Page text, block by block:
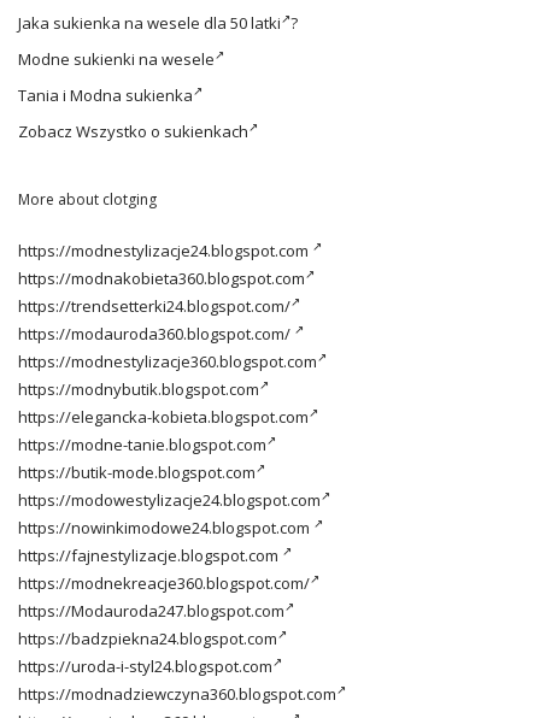
Jaka sukienka na wesele dla 50 latki ?
Modne sukienki na wesele
Tania i Modna sukienka
Zobacz Wszystko o sukienkach
More about clotging
https://modnestylizacje24.blogspot.com
https://modnakobieta360.blogspot.com
https://trendsetterki24.blogspot.com/
https://modauroda360.blogspot.com/
https://modnestylizacje360.blogspot.com
https://modnybutik.blogspot.com
https://elegancka-kobieta.blogspot.com
https://modne-tanie.blogspot.com
https://butik-mode.blogspot.com
https://modowestylizacje24.blogspot.com
https://nowinkimodowe24.blogspot.com
https://fajnestylizacje.blogspot.com
https://modnekreacje360.blogspot.com/
https://Modauroda247.blogspot.com
https://badzpiekna24.blogspot.com
https://uroda-i-styl24.blogspot.com
https://modnadziewczyna360.blogspot.com